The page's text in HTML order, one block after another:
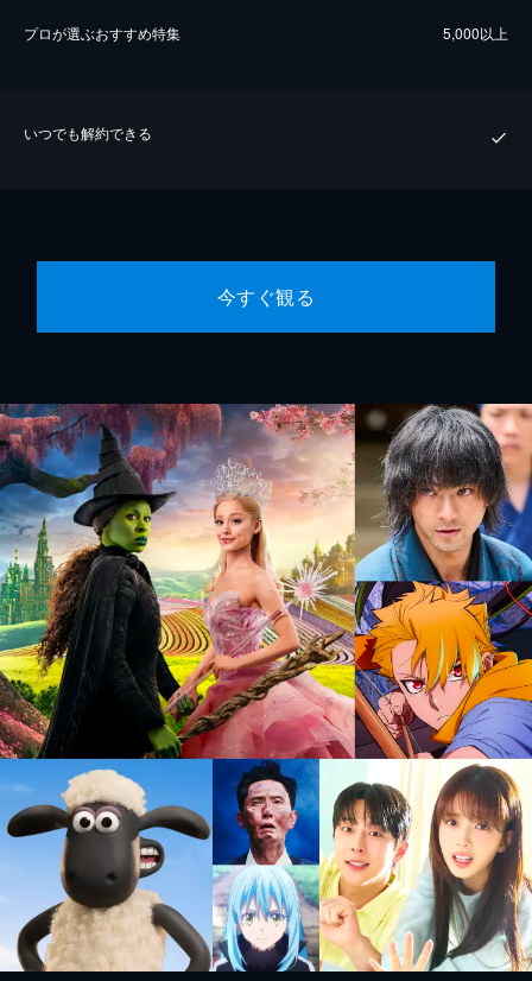
プロが選ぶおすすめ特集 5,000以上
いつでも解約できる
今すぐ観る